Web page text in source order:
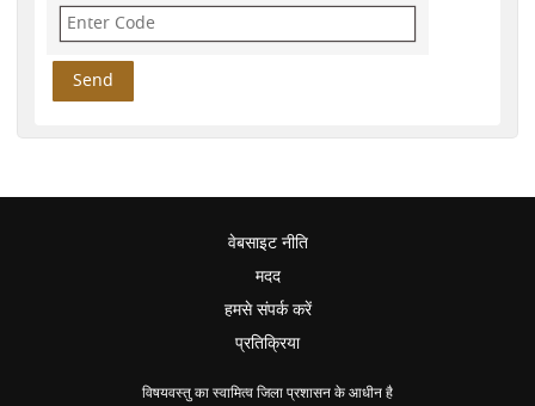
वेबसाइट नीति
मदद
हमसे संपर्क करें
प्रतिक्रिया
विषयवस्तु का स्वामित्व जिला प्रशासन के आधीन है